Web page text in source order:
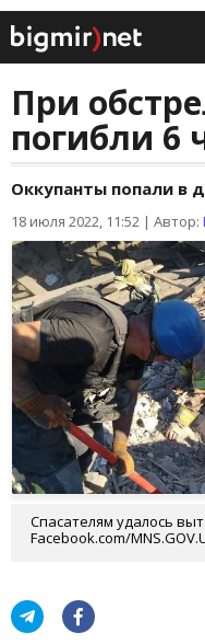
При
погибли 6
Оккупанты попали в
18 июля 2022, 11:52 | Автор:
Спасателям удалось
Facebook.com/